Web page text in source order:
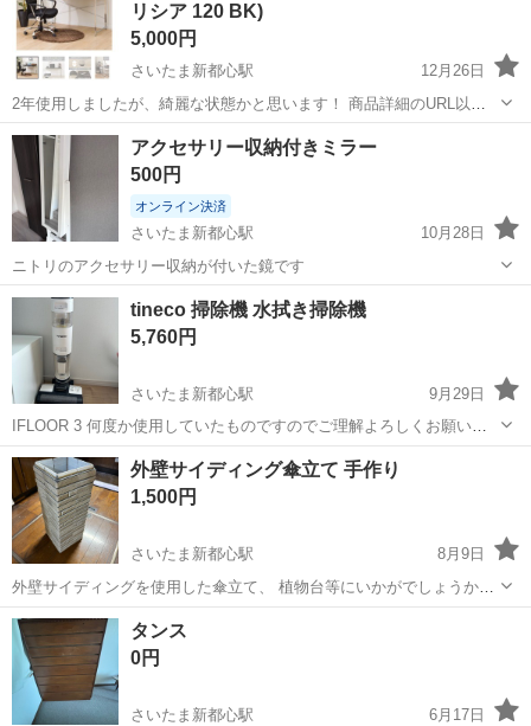
トーガルプ
リシア 120 BK)
5,000円
さいたま新都心駅
12月26日
2年使用しましたが、綺麗な状態かと思います！ 商品詳細のURL以下
の通りです！ https://www.nitori-net.jp/ec/product/6201024/?
srsltid=AfmBOooN36OezR9Pk...
埼玉 さいたま市 さいたま新都心駅
アクセサリー収納付きミラー
500円
オンライン決済
さいたま新都心駅
10月28日
ニトリのアクセサリー収納が付いた鏡です
埼玉 さいたま市 さいたま新都心駅 ミラー/鏡
tineco 掃除機 水拭き掃除機
5,760円
さいたま新都心駅
9月29日
IFLOOR 3 何度か使用していたものですのでご理解よろしくお願いい
たします(*^^*) フィルターは衛生上おつけ出来ませんがAmazon等で購
入できます。 直接引き取りも可能です。 ●製品特徴（サイトより） *
...
埼玉 さいたま市 さいたま新都心駅 家具
外壁サイディング傘立て 手作り
1,500円
さいたま新都心駅
8月9日
外壁サイディングを使用した傘立て、 植物台等にいかがでしょうか？
一点物になります。 手作りの為、ご連絡頂いてから お時間頂く場合が
あります。 外壁サイディングの柄により デザインがことなる場合があ
ります。
埼玉 さいたま市
サイディング
タンス
0円
さいたま新都心駅 6月17日